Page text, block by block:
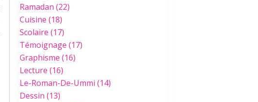
Ramadan (22)
Cuisine (18)
Scolaire (17)
Témoignage (17)
Graphisme (16)
Lecture (16)
Le-Roman-De-Ummi (14)
Dessin (13)